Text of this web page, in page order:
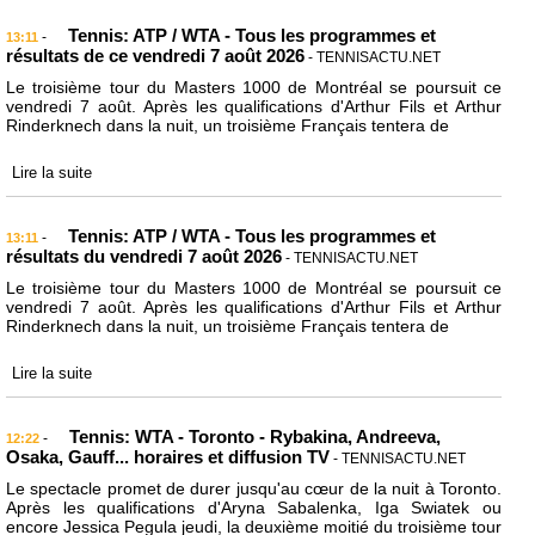
13:11 -
Tennis: ATP / WTA - Tous les programmes et
résultats de ce vendredi 7 août 2026 - TENNISACTU.NET
Le troisième tour du Masters 1000 de Montréal se poursuit ce
vendredi 7 août. Après les qualifications d'Arthur Fils et Arthur
Rinderknech dans la nuit, un troisième Français tentera de
Lire la suite
13:11 -
Tennis: ATP / WTA - Tous les programmes et
résultats du vendredi 7 août 2026 - TENNISACTU.NET
Le troisième tour du Masters 1000 de Montréal se poursuit ce
vendredi 7 août. Après les qualifications d'Arthur Fils et Arthur
Rinderknech dans la nuit, un troisième Français tentera de
Lire la suite
12:22 -
Tennis: WTA - Toronto - Rybakina, Andreeva,
Osaka, Gauff... horaires et diffusion TV - TENNISACTU.NET
Le spectacle promet de durer jusqu'au cœur de la nuit à Toronto.
Après les qualifications d'Aryna Sabalenka, Iga Swiatek ou
encore Jessica Pegula jeudi, la deuxième moitié du troisième tour